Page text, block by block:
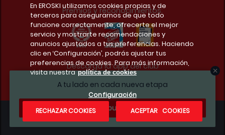
A tu lado en cada nueva etapa
¿Te apuntas?
Premios y reconocimientos:
Descarga la app del club
Condiciones legales
En EROSKI utilizamos cookies propias y de
terceros para asegurarnos de que todo
funcione correctamente, ofrecerte el mejor
servicio y mostrarte recomendaciones y
anuncios ajustados a tus preferencias. Haciendo
clic en ‘Configuración’, podrás ajustar tus
preferencias de cookies. Para más información,
visita nuestra política de cookies
Configuración
RECHAZAR COOKIES
ACEPTAR COOKIES